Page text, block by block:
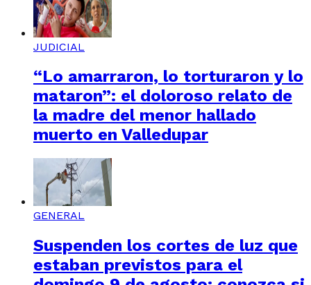
JUDICIAL
“Lo amarraron, lo torturaron y lo
mataron”: el doloroso relato de
la madre del menor hallado
muerto en Valledupar
GENERAL
Suspenden los cortes de luz que
estaban previstos para el